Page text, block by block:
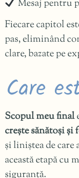
Mesaj pentru
Fiecare capitol
pas, eliminând
clare, bazate pe
Care
Scopul meu final
crește sănătoși
și liniștea de care
această etapă cu
siguranță.